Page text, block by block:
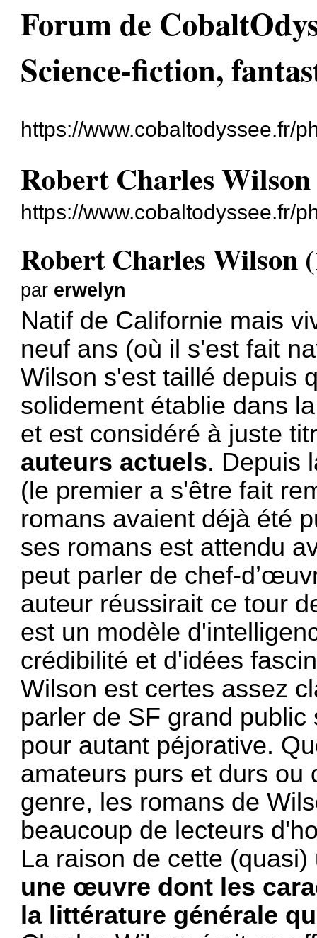
Forum de
Science-fiction,
https://www.cobaltodyssee.fr/
Robert Charles
https://www.cobaltodyssee.fr/
Robert Charles Wilson
par erwelyn
Natif de Californie mais
neuf ans (où il s'est fait
Wilson s'est taillé depuis
solidement établie dans
et est considéré à juste
auteurs actuels. Depuis
(le premier a s'être fait
romans avaient déjà été
ses romans est attendu
peut parler de chef-
auteur réussirait ce tour
est un modèle
crédibilité et d'idées
Wilson est certes assez
parler de SF grand
pour autant péjorative.
amateurs purs et durs ou
genre, les romans de
beaucoup de lecteurs
La raison de cette
une œuvre dont les
la littérature générale